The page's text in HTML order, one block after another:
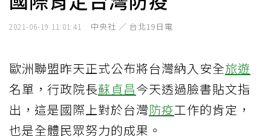
2021-06-19 11:01:41 中央社 ／ 台北19日電
歐洲聯盟昨天正式公布將台灣納入安全旅遊
名單，行政院長蘇貞昌今天透過臉書貼文指
出，這是國際上對於台灣防疫工作的肯定，
也是全體民眾努力的成果。